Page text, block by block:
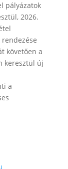
pályázatok
2026.
követően a
keresztül új
a